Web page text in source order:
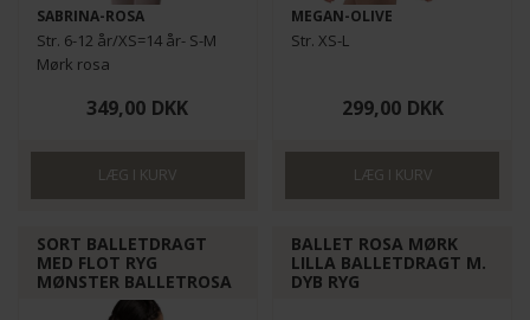
SABRINA-ROSA
Str. 6-12 år/XS=14 år- S-M
Mørk rosa
349,00 DKK
MEGAN-OLIVE
Str. XS-L
299,00 DKK
SORT BALLETDRAGT
MED FLOT RYG
MØNSTER BALLETROSA
BALLET ROSA MØRK
LILLA BALLETDRAGT M.
DYB RYG